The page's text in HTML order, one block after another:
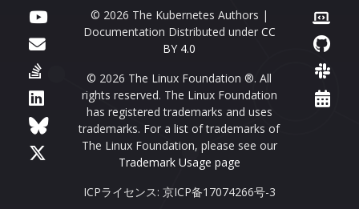
© 2026 The Kubernetes Authors |
Documentation Distributed under CC
BY 4.0
© 2026 The Linux Foundation ®. All
rights reserved. The Linux Foundation
has registered trademarks and uses
trademarks. For a list of trademarks of
The Linux Foundation, please see our
Trademark Usage page
ICPライセンス: 京ICP备17074266号-3